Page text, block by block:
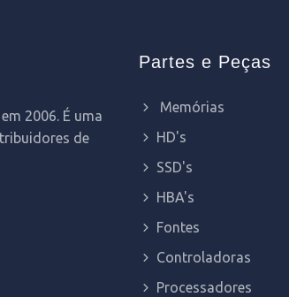
2006. É uma
de
Partes e Peças
Memórias
HD's
SSD's
HBA's
Fontes
Controladoras
Processadores